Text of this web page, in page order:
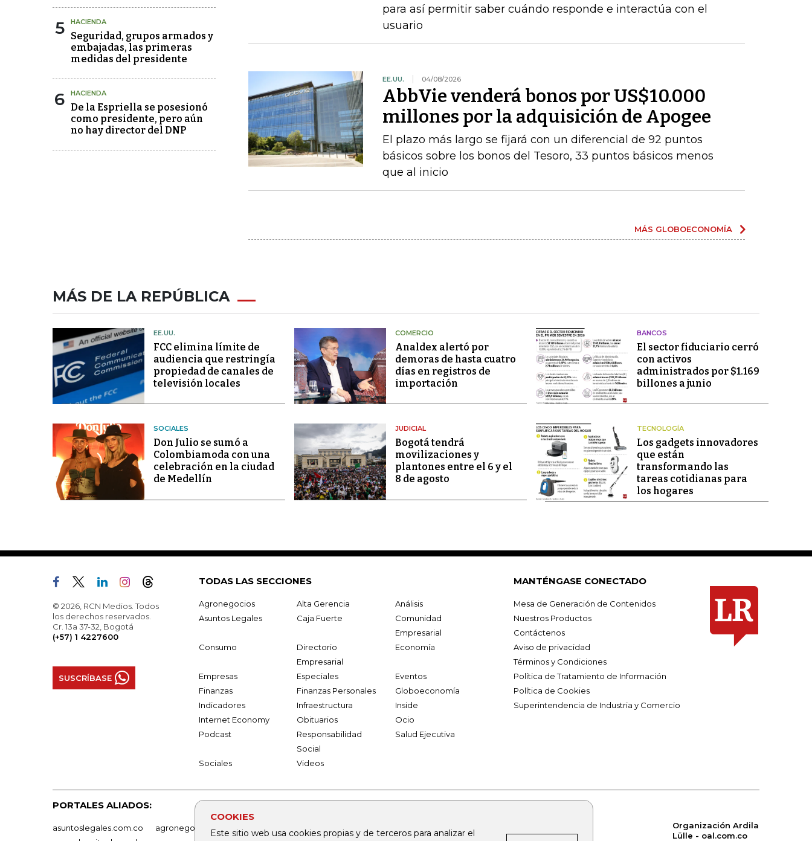
COOKIES
Este sitio web usa cookies propias y de terceros para analizar el
5 HACIENDA
Seguridad, grupos armados y
embajadas, las primeras
medidas del presidente
6 HACIENDA
De la Espriella se posesionó
como presidente, pero aún
no hay director del DNP
para así permitir saber cuándo responde e interactúa con el
usuario
EE.UU. 04/08/2026
AbbVie venderá bonos por US$10.000
millones por la adquisición de Apogee
El plazo más largo se fijará con un diferencial de 92 puntos
básicos sobre los bonos del Tesoro, 33 puntos básicos menos
que al inicio
MÁS GLOBOECONOMÍA
MÁS DE LA REPÚBLICA
EE.UU.
FCC elimina límite de
audiencia que restringía
propiedad de canales de
televisión locales
COMERCIO
Analdex alertó por
demoras de hasta cuatro
días en registros de
importación
BANCOS
El sector fiduciario cerró
con activos
administrados por $1.169
billones a junio
SOCIALES
Don Julio se sumó a
Colombiamoda con una
celebración en la ciudad
de Medellín
JUDICIAL
Bogotá tendrá
movilizaciones y
plantones entre el 6 y el
8 de agosto
TECNOLOGÍA
Los gadgets innovadores
que están
transformando las
tareas cotidianas para
los hogares
© 2026, RCN Medios. Todos
los derechos reservados.
Cr. 13a 37-32, Bogotá
(+57) 1 4227600
SUSCRÍBASE
TODAS LAS SECCIONES
Agronegocios Alta Gerencia
Análisis
Asuntos Legales
Caja Fuerte
Comunidad
Empresarial
Consumo
Directorio
Empresarial
Economía
Empresas Especiales
Eventos
Finanzas
Finanzas Personales
Globoeconomía
Indicadores
Infraestructura
Inside
Internet Economy
Obituarios
Ocio
Podcast
Responsabilidad
Social
Salud Ejecutiva
Sociales Videos
MANTÉNGASE CONECTADO
Mesa de Generación de Contenidos
Nuestros Productos
Contáctenos
Aviso de privacidad
Términos y Condiciones
Política de Tratamiento de Información
Política de Cookies
Superintendencia de Industria y Comercio
PORTALES ALIADOS:
asuntoslegales.com.co agronegocios.co empresas.larepublica.co firmasdeabogados.com
bolsaencolombia.com
Organización Ardila
Lülle - oal.com.co